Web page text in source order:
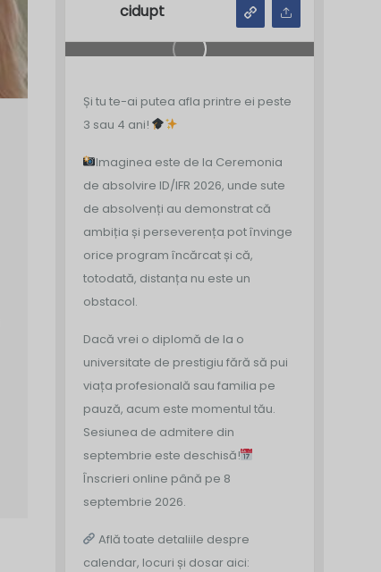
cidupt
Și tu te-ai putea afla printre ei peste
3 sau 4 ani!
Imaginea este de la Ceremonia
de absolvire ID/IFR 2026, unde sute
de absolvenți au demonstrat că
ambiția și perseverența pot învinge
orice program încărcat și că,
totodată, distanța nu este un
obstacol.
Dacă vrei o diplomă de la o
universitate de prestigiu fără să pui
viața profesională sau familia pe
pauză, acum este momentul tău.
Sesiunea de admitere din
septembrie este deschisă!
Înscrieri online până pe 8
septembrie 2026.
Află toate detaliile despre
calendar, locuri și dosar aici: